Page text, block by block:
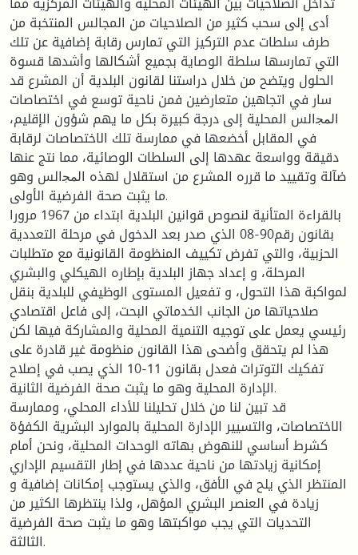
أدى إلى سحب كثير من الصلاحيات من المجالس المنتخبة من
طرف سلطات عدم التركيز التي تمارس رقابة إضافية عن تلك
التي تمارسها سلطة الوصاية بجميع أشكالها وأشدها قسوة
الحلول ويتضح من خلال دراستنا لقانون البلدية أن المشرع قد
سار في اتجاهين متعارضين فمن ناحية توسع في اختصاصات
اﻟﻤﺠالس المحلية إلى درجة كبيرة بكل ما يهم شؤون الإقليم،
في المقابل أخضعها في ممارسة تلك الاختصاصات لرقابة
دقيقة وواسعة عهدها إلى السلطات الوصائية، مما نتج عنها
ضآلة وتقييد ما قرره المشرع من استقلال لهذه اﻟﻤﺠالس وهو
ما يثبت صحة الفرضية الأولى.
بالقراءة المتأنية لنصوص قوانين البلدية ابتداء من 1967 مرورا
بقانون رقم90-08 الذي صدر بعد الدخول في مرحلة التعددية
الحزبية، والتي تفرض تكييف المنظومة القانونية مع متطلبات
المرحلة، و إعداد جهاز البلدية بإطاره الهيكلي والبشري
لمواكبة هذا التحول، و تفعيل المستوى الوظيفي للبلدية بنقل
صلاحياتها من الجانب الخدماتي البحت، إلى فاعل اقتصادي
رئيسي يعمل على توجيه التنمية المحلية والمشاركة فيها لكن
هذا لم يتحقق وأضحى هذا القانون منظومة غير قادرة على
تفكيك التوترات فعدل بقانون 11-10 الذي يصب في إصلاح
الإدارة المحلية وهو ما يثبت صحة الفرضية الثانية.
قد تبين لنا من خلال تحليلنا للأداء المحلي، وممارسة
الاختصاصات، والتسيير الإدارة المحلية بالموارد البشرية الكفؤة
كشرط أساسي للنهوض بهاته الوحدات المحلية، ونحن أمام
إمكانية زيادتها من ناحية عددها في إطار التقسيم الإداري
المنتظر الذي يلح في الأفق، والذي يستوجب إمكانات إضافية و
زيادة في العنصر البشري المؤهل، ولذا ينتظرها الكثير من
التحديات التي يجب مواكبتها وهو ما يثبت صحة الفرضية
الثالثة.